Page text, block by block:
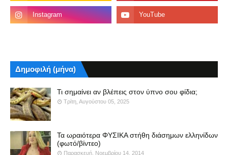
Δημοφιλή (μήνα)
Τι σημαίνει αν βλέπεις στον ύπνο σου φίδια;
Τρίτη, Αυγούστου 05, 2025
Τα ωραιότερα ΦΥΣΙΚΑ στήθη διάσημων ελληνίδων
(φωτό/βίντεο)
Παρασκευή, Νοεμβρίου 14, 2014